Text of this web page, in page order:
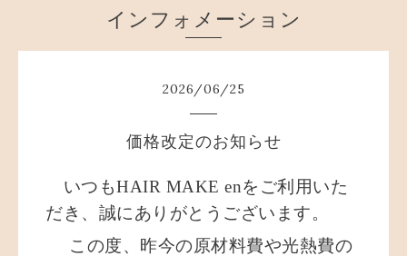
インフォメーション
2026/06/25
価格改定のお知らせ
いつもHAIR MAKE enをご利用いた
だき、誠にありがとうございます。
この度、昨今の原材料費や光熱費の